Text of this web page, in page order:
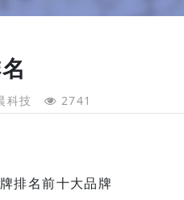
科技 2741
排名前十大品牌